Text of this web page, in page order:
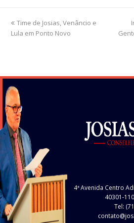
previous
post:
Time de Josias, Venâncio e
Lula em Ponto Novo
4ª Avenida Centro
40301-110
Tel: